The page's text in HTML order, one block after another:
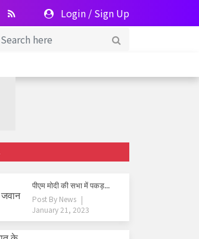
Login / Sign Up
पीएम मोदी की सभा में पकड़...
Post ByNews
January 21, 2023